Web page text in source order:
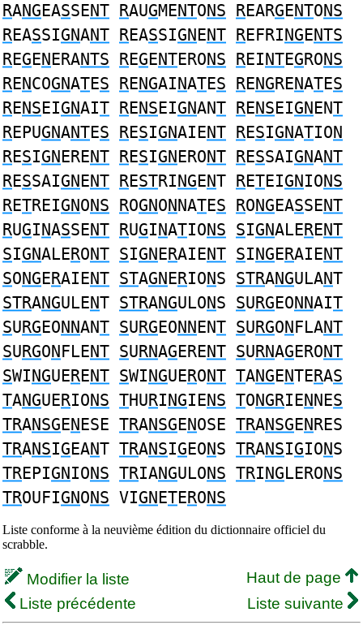
RANGEASSENT RAUGMENTONS REARGENTONS
REASSIGNANT REASSIGNENT REFRINGENTS
REGENERANTS REGENTERONS REINTEGRONS
RENCOGNATES RENGAINATES RENGRENATES
RENSEIGNAIT RENSEIGNANT RENSEIGNENT
REPUGNANTES RESIGNAIENT RESIGNATION
RESIGNERENT RESIGNERONT RESSAIGNANT
RESSAIGNENT RESTRINGENT RETEIGNIONS
RETREIGNONS ROGNONNATES RONGEASSENT
RUGINASSENT RUGINATIONS SIGNALERENT
SIGNALERONT SIGNERAIENT SINGERAIENT
SONGERAIENT STAGNERIONS STRANGULANT
STRANGULENT STRANGULONS SURGEONNAIT
SURGEONNANT SURGEONNENT SURGONFLANT
SURGONFLENT SURNAGERENT SURNAGERONT
SWINGUERENT SWINGUERONT TANGENTERAS
TANGUERIONS THURINGIENS TONGRIENNES
TRANSGENESE TRANSGENOSE TRANSGENRES
TRANSIGEANT TRANSIGEONS TRANSIGIONS
TREPIGNIONS TRIANGULONS TRINGLERONS
TROUFIGNONS VIGNETERONS
Liste conforme à la neuvième édition du dictionnaire officiel du
scrabble.
Modifier la liste
Haut de page
Liste précédente
Liste suivante